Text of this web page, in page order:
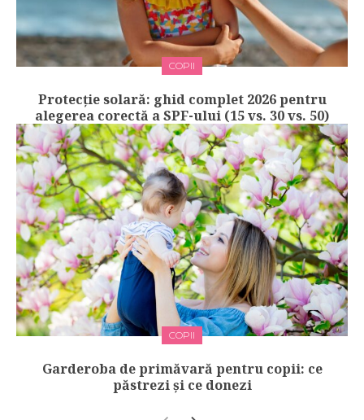
COPII
Protecție solară: ghid complet 2026 pentru
alegerea corectă a SPF-ului (15 vs. 30 vs. 50)
COPII
Garderoba de primăvară pentru copii: ce
păstrezi și ce donezi